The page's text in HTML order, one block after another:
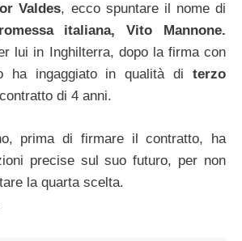
Valdes, ecco spuntare il nome di
italiana, Vito Mannone.
lui in Inghilterra, dopo la firma con
ha ingaggiato in qualità di terzo
di 4 anni.
prima di firmare il contratto, ha
precise sul suo futuro, per non
la quarta scelta.